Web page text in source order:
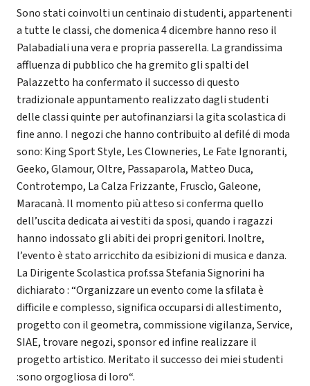
Sono stati coinvolti un centinaio di studenti, appartenenti
a tutte le classi, che domenica 4 dicembre hanno reso il
Palabadiali una vera e propria passerella. La grandissima
affluenza di pubblico che ha gremito gli spalti del
Palazzetto ha confermato il successo di questo
tradizionale appuntamento realizzato dagli studenti
delle classi quinte per autofinanziarsi la gita scolastica di
fine anno. I negozi che hanno contribuito al defilé di moda
sono: King Sport Style, Les Clowneries, Le Fate Ignoranti,
Geeko, Glamour, Oltre, Passaparola, Matteo Duca,
Controtempo, La Calza Frizzante, Fruscìo, Galeone,
Maracanà. Il momento più atteso si conferma quello
dell’uscita dedicata ai vestiti da sposi, quando i ragazzi
hanno indossato gli abiti dei propri genitori. Inoltre,
l’evento è stato arricchito da esibizioni di musica e danza.
La Dirigente Scolastica prof.ssa Stefania Signorini ha
dichiarato : “Organizzare un evento come la sfilata è
difficile e complesso, significa occuparsi di allestimento,
progetto con il geometra, commissione vigilanza, Service,
SIAE, trovare negozi, sponsor ed infine realizzare il
progetto artistico. Meritato il successo dei miei studenti
:sono orgogliosa di loro“.